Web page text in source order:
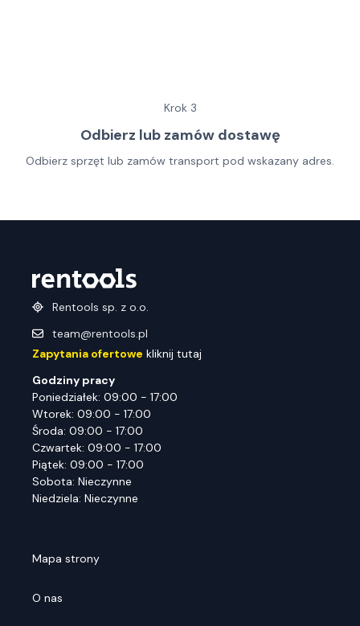
Krok 3
Odbierz lub zamów dostawę
Odbierz sprzęt lub zamów transport pod wskazany adres.
Rentools sp. z o.o.
team@rentools.pl
Zapytania ofertowe kliknij tutaj
Godziny pracy
Poniedziałek: 09:00 - 17:00
Wtorek: 09:00 - 17:00
Środa: 09:00 - 17:00
Czwartek: 09:00 - 17:00
Piątek: 09:00 - 17:00
Sobota: Nieczynne
Niedziela: Nieczynne
Mapa strony
O nas